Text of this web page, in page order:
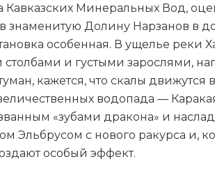
Кавказских Минеральных Вод,
Долину Нарзанов в
особенная. В ущелье реки
и густыми зарослями,
кажется, что скалы движутся
водопада —
«зубами дракона» и
Эльбрусом с нового ракурса и,
особый эффект.